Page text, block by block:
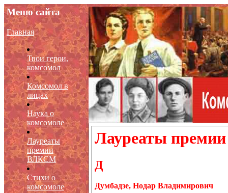
Меню сайта
Главная
Твои герои,
комсомол
Комсомол в
лицах
Наука о
комсомоле
Лауреаты
премии
ВЛКСМ
Стихи о
комсомоле
Лауреаты
Д
Думбадзе, Нодар Владимирович